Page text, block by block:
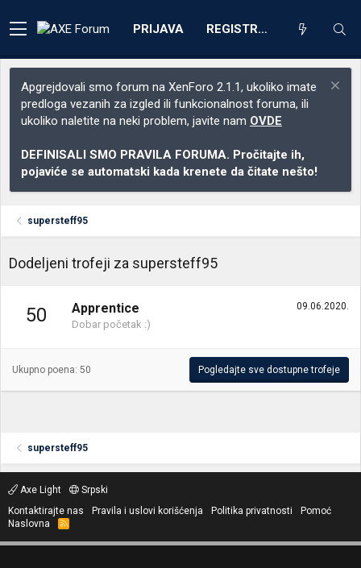
PRIJAVA REGISTRACIJA
Apgrejdovali smo forum na XenForo 2.1.1, ukoliko imate
predloga vezanih za izgled ili funkcionalnost foruma, ili
ukoliko naletite na neki problem, javite nam OVDE
DEFINISALI SMO PRAVILA FORUMA. Pročitajte ih,
pojaviće se automatski kada krenete da čitate nešto!
supersteff95
Dodeljeni trofeji za supersteff95
50 09.06.2020.
Apprentice
Dobar početak :)
Ukupno poena: 50 Pogledajte sve dostupne trofeje
supersteff95
Axe Light
Srpski
Kontaktirajte nas
Pravila i uslovi korišćenja Politika privatnosti
Pomoć
Naslovna
R
S